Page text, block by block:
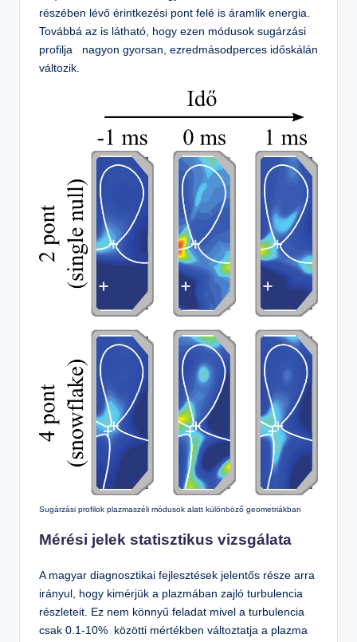
részében lévő érintkezési pont felé is áramlik energia.
Továbbá az is látható, hogy ezen módusok sugárzási
profilja nagyon gyorsan, ezredmásodperces időskálán
változik.
Sugárzási profilok plazmaszéli módusok alatt különböző geometriákban
Mérési jelek statisztikus vizsgálata
A magyar diagnosztikai fejlesztések jelentős része arra
irányul, hogy kimérjük a plazmában zajló turbulencia
részleteit. Ez nem könnyű feladat mivel a turbulencia
csak 0.1-10% közötti mértékben változtatja a plazma